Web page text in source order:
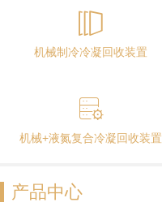
机械制冷冷凝回收装置
机械+液氮复合冷凝回收装置
产品中心